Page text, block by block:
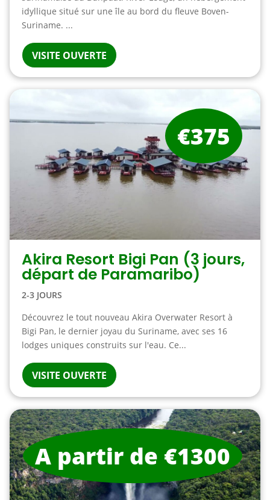
idyllique situé sur une île au bord du fleuve Boven-
Suriname. ...
VISITE OUVERTE
Akira Resort Bigi Pan (3 jours,
départ de Paramaribo)
2-3 JOURS
Découvrez le tout nouveau Akira Overwater Resort à
Bigi Pan, le dernier joyau du Suriname, avec ses 16
lodges uniques construits sur l'eau. Ce...
VISITE OUVERTE
€375
A partir de €1300